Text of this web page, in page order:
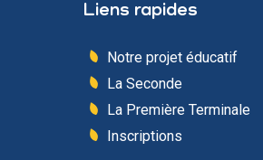
Liens rapides
Notre projet éducatif
La Seconde
La Première Terminale
Inscriptions